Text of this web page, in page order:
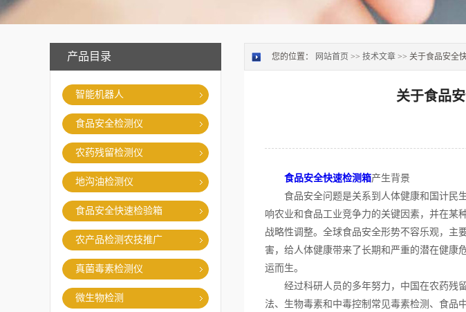
产品目录
智能机器人
食品安全检测仪
农药残留检测仪
地沟油检测仪
食品安全快速检验箱
农产品检测农技推广
真菌毒素检测仪
微生物检测
您的位置： 网站首页 >> 技术文章 >> 关于食品安全
关于食品
食品安全快速检测箱产生背景
食品安全问题是关系到人体健康和国计民生
响农业和食品工业竞争力的关键因素，并在某
战略性调整。全球食品安全形势不容乐观，主
害，给人体健康带来了长期和严重的潜在健康
运而生。
经过科研人员的多年努力，中国在农药残留
法、生物毒素和中毒控制常见毒素检测、食品